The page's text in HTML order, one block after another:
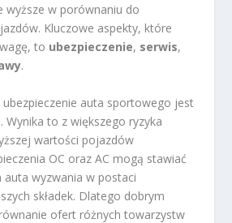
wyższe w porównaniu do
Kluczowe aspekty, które
to ubezpieczenie, serwis,
.
ubezpieczenie auta sportowego jest
Wynika to z większego ryzyka
wartości pojazdów
OC oraz AC mogą stawiać
auta wyzwania w postaci
składek. Dlatego dobrym
ofert różnych towarzystw